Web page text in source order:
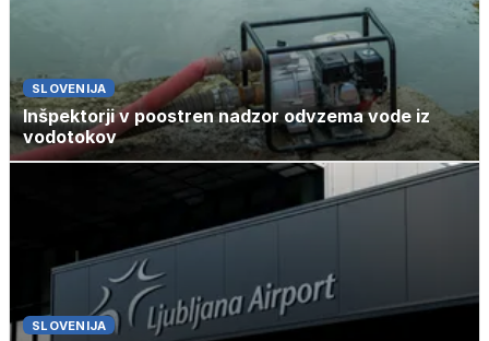
SLOVENIJA
Inšpektorji v poostren nadzor odvzema vode iz
vodotokov
SLOVENIJA